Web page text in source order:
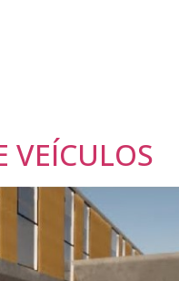
VEÍCULOS